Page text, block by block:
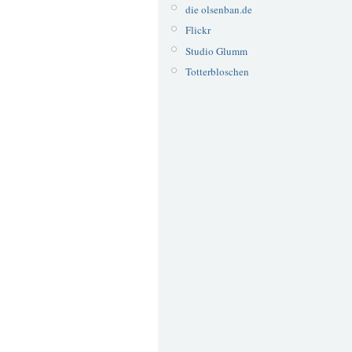
die olsenban.de
Flickr
Studio Glumm
Totterbloschen